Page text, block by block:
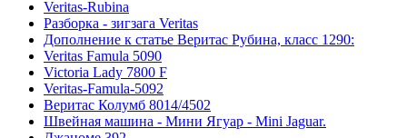
Veritas-Rubina
Разборка - зигзага Veritas
Дополнение к статье Веритас Рубина, класс 1290:
Veritas Famula 5090
Victoria Lady 7800 F
Veritas-Famula-5092
Веритас Колумб 8014/4502
Швейная машина - Мини Ягуар - Mini Jaguar.